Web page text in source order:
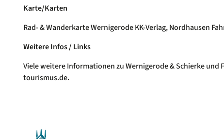
Karte/Karten
Rad- & Wanderkarte Wernigerode KK-Verlag, Nordhausen
Weitere Infos / Links
Viele weitere Informationen zu Wernigerode & Schierke
tourismus.de.